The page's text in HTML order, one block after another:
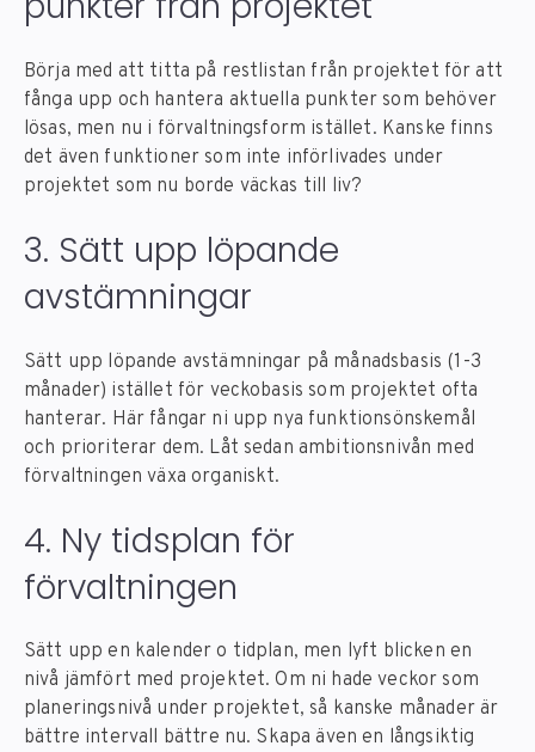
Börja med att titta på restlistan från projektet för att
fånga upp och hantera aktuella punkter som behöver
lösas, men nu i förvaltningsform istället. Kanske finns
det även funktioner som inte införlivades under
projektet som nu borde väckas till liv?
3. Sätt upp löpande
avstämningar
Sätt upp löpande avstämningar på månadsbasis (1-3
månader) istället för veckobasis som projektet ofta
hanterar. Här fångar ni upp nya funktionsönskemål
och prioriterar dem. Låt sedan ambitionsnivån med
förvaltningen växa organiskt.
4. Ny tidsplan för
förvaltningen
Sätt upp en kalender o tidplan, men lyft blicken en
nivå jämfört med projektet. Om ni hade veckor som
planeringsnivå under projektet, så kanske månader är
bättre intervall bättre nu. Skapa även en långsiktig